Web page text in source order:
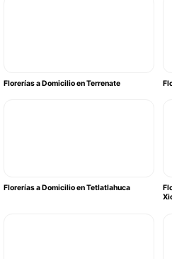
Florerías a Domicilio en Terrenate
Florerías a Domicilio en Tetlatlahuca